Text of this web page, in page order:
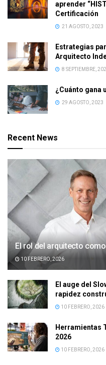
aprender
Certificación
21 AGOSTO, 2023
Estrategias
Arquitecto
8 SEPTIEMBRE,
¿Cuánto gana
29 AGOSTO, 2023
Recent News
El rol del arquitecto
10 FEBRERO, 2026
El auge del
rapidez
10 FEBRERO, 2026
Herramientas
2026
10 FEBRERO, 2026